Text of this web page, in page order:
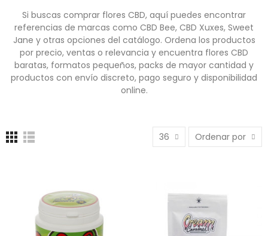
Si buscas comprar flores CBD, aquí puedes encontrar
referencias de marcas como CBD Bee, CBD Xuxes, Sweet
Jane y otras opciones del catálogo. Ordena los productos
por precio, ventas o relevancia y encuentra flores CBD
baratas, formatos pequeños, packs de mayor cantidad y
productos con envío discreto, pago seguro y disponibilidad
online.
36 Ordenar por